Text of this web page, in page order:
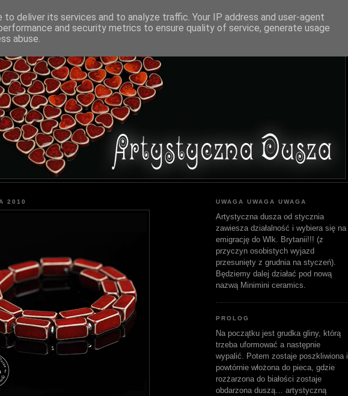
2010 UWAGA UWAGA UWAGA
Artystyczna dusza od stycznia
zawiesza działalność i wybiera się na
emigrację do Wlk. Brytanii!!! (z
przyczyn osobistych wyjazd
przesunięty z grudnia na styczeń).
Będziemy dalej działać pod nową
nazwą Minimini ceramics.
PROLOG
Na początku jest grudka gliny, którą
trzeba uformować a następnie
wypalić. Potem zostaje poszkliwiona i
powtórnie włożona do pieca, gdzie
rozżarzona do białości zostaje
obdarzona duszą… artystyczną
deliver its services and to analyze traffic. Your IP address and user-agent
and security metrics to ensure quality of service, generate usage
abuse.